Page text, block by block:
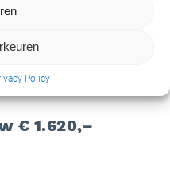
Policy
€ 1.620,–